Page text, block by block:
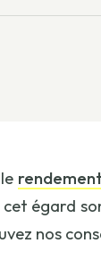
rendement
égard
nos